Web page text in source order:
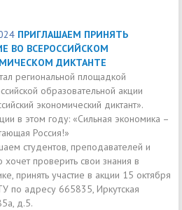
ПРИГЛАШАЕМ ПРИНЯТЬ
ВО ВСЕРОССИЙСКОМ
ДИКТАНТЕ
региональной площадкой
образовательной акции
экономический диктант».
в этом году: «Сильная экономика –
Россия!»
студентов, преподавателей и
хочет проверить свои знания в
принять участие в акции 15 октября
по адресу 665835, Иркутская
д.5.